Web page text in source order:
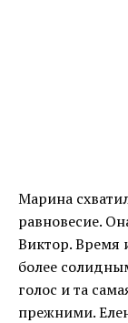
Марина
равновесие.
Виктор. Время
более
голос и та
прежними.